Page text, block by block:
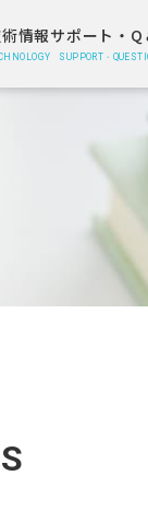
情報サポート・Q
SUPPORT・